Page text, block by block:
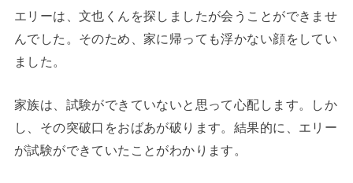
エリーは、文也くんを探しましたが会うことができませ
んでした。そのため、家に帰っても浮かない顔をしてい
ました。
家族は、試験ができていないと思って心配します。しか
し、その突破口をおばあが破ります。結果的に、エリー
が試験ができていたことがわかります。